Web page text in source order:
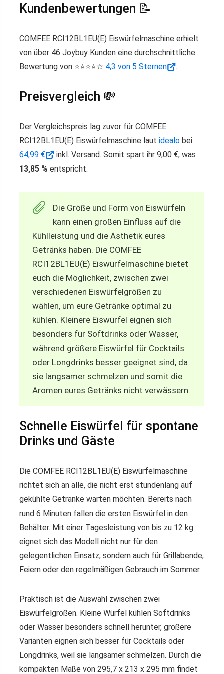
Kundenbewertungen 📝
COMFEE RCI12BL1EU(E) Eiswürfelmaschine erhielt
von über 46 Joybuy Kunden eine durchschnittliche
Bewertung von ⭐️⭐️⭐️⭐️☆ 4,3 von 5 Sternen .
Preisvergleich 💸
Der Vergleichspreis lag zuvor für COMFEE
RCI12BL1EU(E) Eiswürfelmaschine laut idealo bei
64,99 €
inkl. Versand. Somit spart ihr 9,00 €, was
13,85 % entspricht.
Die Größe und Form von Eiswürfeln
kann einen großen Einfluss auf die
Kühlleistung und die Ästhetik eures
Getränks haben. Die COMFEE
RCI12BL1EU(E) Eiswürfelmaschine bietet
euch die Möglichkeit, zwischen zwei
verschiedenen Eiswürfelgrößen zu
wählen, um eure Getränke optimal zu
kühlen. Kleinere Eiswürfel eignen sich
besonders für Softdrinks oder Wasser,
während größere Eiswürfel für Cocktails
oder Longdrinks besser geeignet sind, da
sie langsamer schmelzen und somit die
Aromen eures Getränks nicht verwässern.
Schnelle Eiswürfel für spontane
Drinks und Gäste
Die COMFEE RCI12BL1EU(E) Eiswürfelmaschine
richtet sich an alle, die nicht erst stundenlang auf
gekühlte Getränke warten möchten. Bereits nach
rund 6 Minuten fallen die ersten Eiswürfel in den
Behälter. Mit einer Tagesleistung von bis zu 12 kg
eignet sich das Modell nicht nur für den
gelegentlichen Einsatz, sondern auch für Grillabende,
Feiern oder den regelmäßigen Gebrauch im Sommer.
Praktisch ist die Auswahl zwischen zwei
Eiswürfelgrößen. Kleine Würfel kühlen Softdrinks
oder Wasser besonders schnell herunter, größere
Varianten eignen sich besser für Cocktails oder
Longdrinks, weil sie langsamer schmelzen. Durch die
kompakten Maße von 295,7 x 213 x 295 mm findet